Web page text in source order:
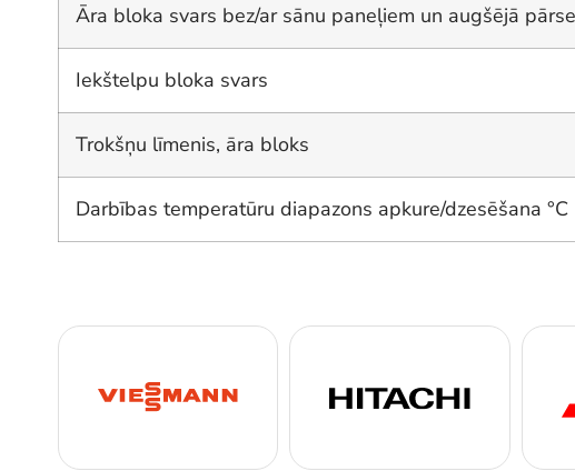
Āra bloka svars bez/ar sānu paneļiem un augšējā
Iekštelpu bloka svars
Trokšņu līmenis, āra bloks
Darbības temperatūru diapazons apkure/dzesēšana °C